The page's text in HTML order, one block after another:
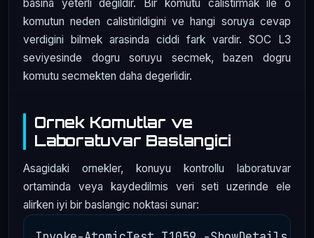
basina yeterli degildir. Bir komutu calistirmak ile o
komutun neden calistirildigini ve hangi soruya cevap
verdigini bilmek arasinda ciddi fark vardir. SOC L3
seviyesinde dogru soruyu secmek, bazen dogru
komutu secmekten daha degerlidir.
Ornek Komutlar ve
Laboratuvar Baslangici
Asagidaki ornekler, konuyu kontrollu laboratuvar
ortaminda veya kaydedilmis veri seti uzerinde ele
alirken iyi bir baslangic noktasi sunar: